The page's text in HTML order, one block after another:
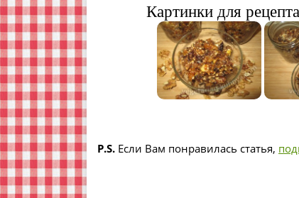
Картинки для
P.S. Если Вам понравилась статья,